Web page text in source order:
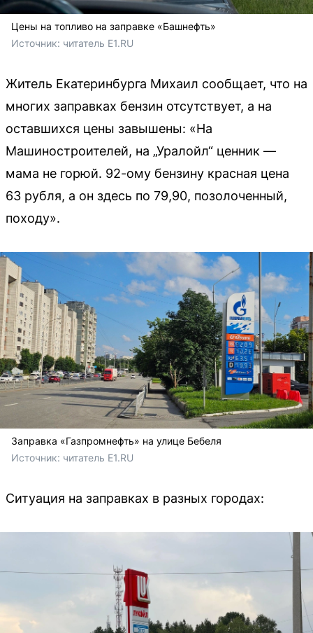
Цены на топливо на заправке «Башнефть»
Источник: читатель E1.RU
Житель Екатеринбурга Михаил сообщает, что на
многих заправках бензин отсутствует, а на
оставшихся цены завышены: «На
Машиностроителей, на „Уралойл“ ценник —
мама не горюй. 92-ому бензину красная цена
63 рубля, а он здесь по 79,90, позолоченный,
походу».
Заправка «Газпромнефть» на улице Бебеля
Источник: читатель E1.RU
Ситуация на заправках в разных городах: